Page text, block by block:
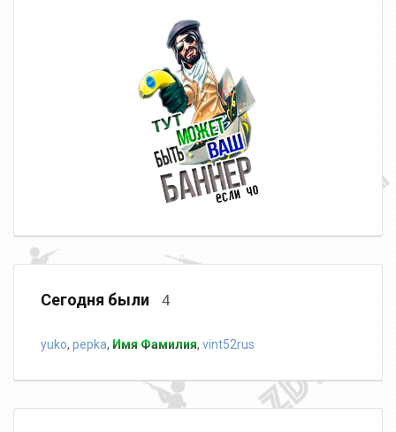
Сегодня были 4
yuko, pepka, Имя Фамилия, vint52rus